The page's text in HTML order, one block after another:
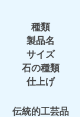
種類
製品名
サイズ
石の種類
仕上げ
伝統的工芸品